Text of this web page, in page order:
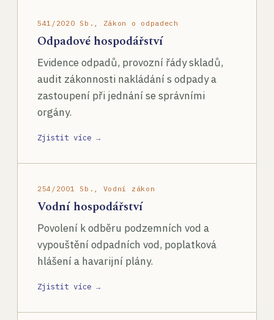
541/2020 Sb., Zákon o odpadech
Odpadové hospodářství
Evidence odpadů, provozní řády skladů,
audit zákonnosti nakládání s odpady a
zastoupení při jednání se správními
orgány.
Zjistit více →
254/2001 Sb., Vodní zákon
Vodní hospodářství
Povolení k odběru podzemních vod a
vypouštění odpadních vod, poplatková
hlášení a havarijní plány.
Zjistit více →